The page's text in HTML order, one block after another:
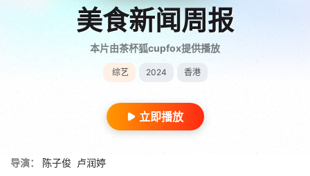
美食新闻周报
本片由茶杯狐cupfox提供播放
综艺 2024 香港
立即播放
导演： 陈子俊
卢润婷